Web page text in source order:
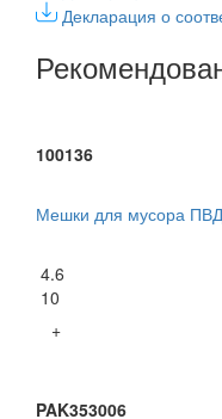
Декларация о
100136
Мешки для мусора
4.6
10
+
PAK353006